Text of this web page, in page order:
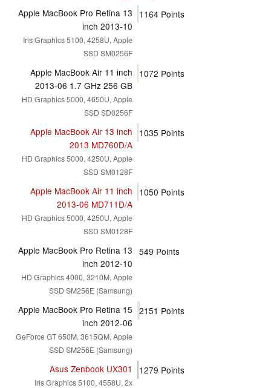
Apple MacBook Pro Retina 13
inch 2013-10
Iris Graphics 5100, 4258U, Apple
SSD SM0256F
1164 Points
Apple MacBook Air 11 inch
2013-06 1.7 GHz 256 GB
HD Graphics 5000, 4650U, Apple
SSD SD0256F
1072 Points
Apple MacBook Air 13 inch
2013 MD760D/A
HD Graphics 5000, 4250U, Apple
SSD SM0128F
1035 Points
Apple MacBook Air 11 inch
2013-06 MD711D/A
HD Graphics 5000, 4250U, Apple
SSD SM0128F
1050 Points
Apple MacBook Pro Retina 13
inch 2012-10
HD Graphics 4000, 3210M, Apple
SSD SM256E (Samsung)
549 Points
Apple MacBook Pro Retina 15
inch 2012-06
GeForce GT 650M, 3615QM, Apple
SSD SM256E (Samsung)
2151 Points
Asus Zenbook UX301
Iris Graphics 5100, 4558U, 2x
1279 Points